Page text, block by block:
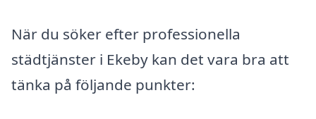
När du söker efter professionella
städtjänster i Ekeby kan det vara bra att
tänka på följande punkter: